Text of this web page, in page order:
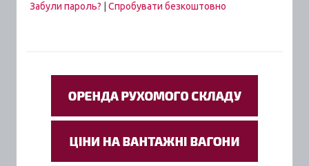
Забули пароль?
Спробувати безкоштовно